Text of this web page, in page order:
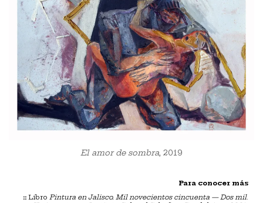
El amor de sombra, 2019
Para conocer más
:: Libro Pintura en Jalisco. Mil novecientos cincuenta — Dos mil.